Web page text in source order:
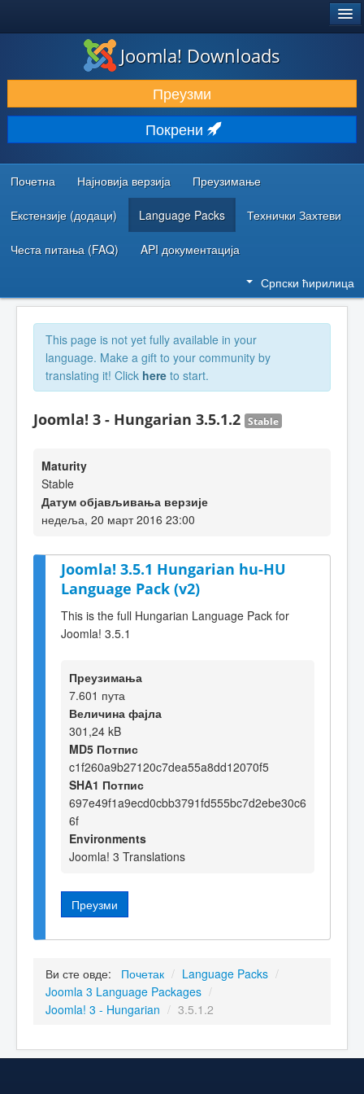
ПРЕУЗИМАЊЕ И ПРОШИРЕЊА (ЕКСТЕНЗИЈЕ)
ОТКРИЈТЕ И НАУЧИТЕ
ЗАЈЕДНИЦА И ПОДРШКА
РЕСУРСИ ЗА РАЗВОЈ
Joomla! Downloads
Преузми
Покрени
Почетна Најновија верзија Преузимање
Екстензије (додаци) Language Packs Технички Захтеви
Честа питања (FAQ) API документација
Српски ћирилица
This page is not yet fully available in your
language. Make a gift to your community by
translating it! Click here to start.
Joomla! 3 - Hungarian 3.5.1.2 Stable
Maturity
Stable
Датум објављивања верзије
недеља, 20 март 2016 23:00
Joomla! 3.5.1 Hungarian hu-HU
Language Pack (v2)
This is the full Hungarian Language Pack for
Joomla! 3.5.1
Преузимања
7.601 пута
Величина фајла
301,24 kB
MD5 Потпис
c1f260a9b27120c7dea55a8dd12070f5
SHA1 Потпис
697e49f1a9ecd0cbb3791fd555bc7d2ebe30c6
6f
Environments
Joomla! 3 Translations
Преузми
Ви сте овде: Почетак / Language Packs /
Joomla 3 Language Packages /
Joomla! 3 - Hungarian / 3.5.1.2